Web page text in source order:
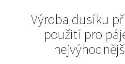
Správná čistota:
vysokou čistotu dusíku,
s nižší čistotou.